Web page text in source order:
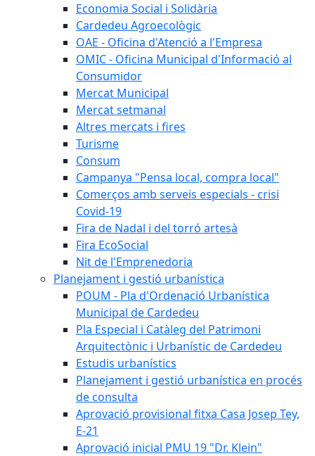
Economia Social i Solidària
Cardedeu Agroecològic
OAE - Oficina d'Atenció a l'Empresa
OMIC - Oficina Municipal d'Informació al
Consumidor
Mercat Municipal
Mercat setmanal
Altres mercats i fires
Turisme
Consum
Campanya "Pensa local, compra local"
Comerços amb serveis especials - crisi
Covid-19
Fira de Nadal i del torró artesà
Fira EcoSocial
Nit de l'Emprenedoria
Planejament i gestió urbanística
POUM - Pla d'Ordenació Urbanística
Municipal de Cardedeu
Pla Especial i Catàleg del Patrimoni
Arquitectònic i Urbanístic de Cardedeu
Estudis urbanístics
Planejament i gestió urbanística en procés
de consulta
Aprovació provisional fitxa Casa Josep Tey,
E-21
Aprovació inicial PMU 19 "Dr. Klein"